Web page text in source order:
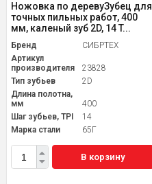
Ножовка по деревуЗубец для
точных пильных работ, 400
мм, каленый зуб 2D, 14 T...
Бренд
СИБРТЕХ
Артикул
производителя
23828
Тип зубьев
2D
Длина полотна,
мм
400
Шаг зубьев, TPI
14
Марка стали
65Г
В корзину